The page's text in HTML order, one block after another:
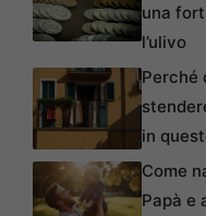
una
l’ulivo
Perché
in
Come
Papà e